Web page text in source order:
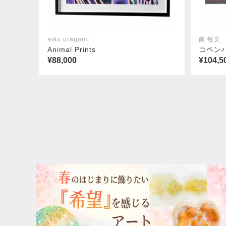
aiko uragami
Animal Prints
¥88,000
南 敏文
コペン